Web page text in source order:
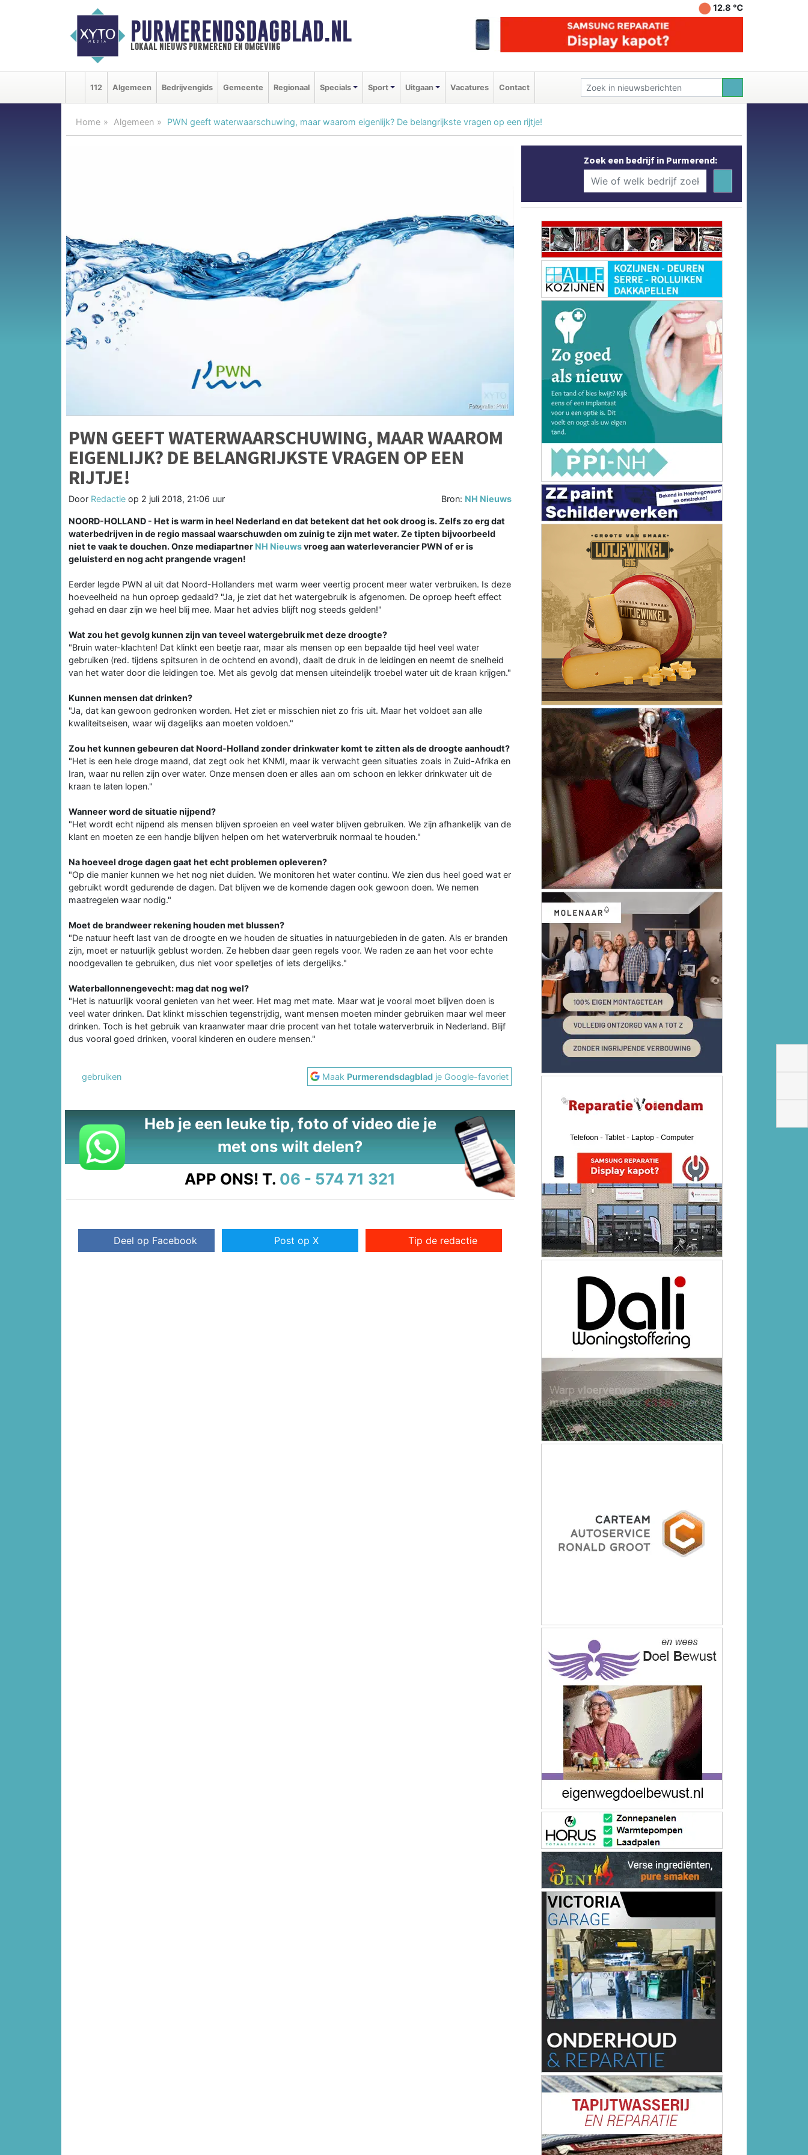
PURMERENDSDAGBLAD.NL
lokaal nieuws purmerend en omgeving
12.8 ℃
112 Algemeen Bedrijvengids Gemeente Regionaal Specials Sport Uitgaan Vacatures Contact
Home Algemeen PWN geeft waterwaarschuwing, maar waarom eigenlijk? De belangrijkste vragen op een rijtje!
PWN GEEFT WATERWAARSCHUWING, MAAR WAAROM
EIGENLIJK? DE BELANGRIJKSTE VRAGEN OP EEN
RIJTJE!
Door Redactie op 2 juli 2018, 21:06 uur Bron: NH Nieuws
NOORD-HOLLAND - Het is warm in heel Nederland en dat betekent dat het ook droog is. Zelfs zo erg dat
waterbedrijven in de regio massaal waarschuwden om zuinig te zijn met water. Ze tipten bijvoorbeeld
niet te vaak te douchen. Onze mediapartner NH Nieuwsvroeg aan waterleverancier PWN of er is
geluisterd en nog acht prangende vragen!
Eerder legde PWN al uit dat Noord-Hollanders met warm weer veertig procent meer water verbruiken. Is deze
hoeveelheid na hun oproep gedaald? "Ja, je ziet dat het watergebruik is afgenomen. De oproep heeft effect
gehad en daar zijn we heel blij mee. Maar het advies blijft nog steeds gelden!"
Wat zou het gevolg kunnen zijn van teveel watergebruik met deze droogte?
"Bruin water-klachten! Dat klinkt een beetje raar, maar als mensen op een bepaalde tijd heel veel water
gebruiken (red. tijdens spitsuren in de ochtend en avond), daalt de druk in de leidingen en neemt de snelheid
van het water door die leidingen toe. Met als gevolg dat mensen uiteindelijk troebel water uit de kraan krijgen."
Kunnen mensen dat drinken?
"Ja, dat kan gewoon gedronken worden. Het ziet er misschien niet zo fris uit. Maar het voldoet aan alle
kwaliteitseisen, waar wij dagelijks aan moeten voldoen."
Zou het kunnen gebeuren dat Noord-Holland zonder drinkwater komt te zitten als de droogte aanhoudt?
"Het is een hele droge maand, dat zegt ook het KNMI, maar ik verwacht geen situaties zoals in Zuid-Afrika en
Iran, waar nu rellen zijn over water. Onze mensen doen er alles aan om schoon en lekker drinkwater uit de
kraan te laten lopen."
Wanneer word de situatie nijpend?
"Het wordt echt nijpend als mensen blijven sproeien en veel water blijven gebruiken. We zijn afhankelijk van de
klant en moeten ze een handje blijven helpen om het waterverbruik normaal te houden."
Na hoeveel droge dagen gaat het echt problemen opleveren?
"Op die manier kunnen we het nog niet duiden. We monitoren het water continu. We zien dus heel goed wat er
gebruikt wordt gedurende de dagen. Dat blijven we de komende dagen ook gewoon doen. We nemen
maatregelen waar nodig."
Moet de brandweer rekening houden met blussen?
"De natuur heeft last van de droogte en we houden de situaties in natuurgebieden in de gaten. Als er branden
zijn, moet er natuurlijk geblust worden. Ze hebben daar geen regels voor. We raden ze aan het voor echte
noodgevallen te gebruiken, dus niet voor spelletjes of iets dergelijks."
Waterballonnengevecht: mag dat nog wel?
"Het is natuurlijk vooral genieten van het weer. Het mag met mate. Maar wat je vooral moet blijven doen is
veel water drinken. Dat klinkt misschien tegenstrijdig, want mensen moeten minder gebruiken maar wel meer
drinken. Toch is het gebruik van kraanwater maar drie procent van het totale waterverbruik in Nederland. Blijf
dus vooral goed drinken, vooral kinderen en oudere mensen."
gebruiken Maak Purmerendsdagblad je Google-favoriet
Heb je een leuke tip, foto of video die je
met ons wilt delen?
APP ONS! T. 06 - 574 71 321
Deel op Facebook Post op X Tip de redactie
Zoek een bedrijf in Purmerend: